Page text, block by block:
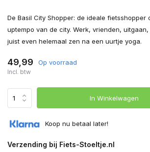
De Basil City Shopper: de ideale fietsshopper
uptempo van de city. Werk, vrienden,
juist even helemaal zen na een uurtje yoga.
49,99 Op voorraad
Incl. btw
In Winkelwagen
Koop nu betaal later!
Verzending bij Fiets-Stoeltje.nl